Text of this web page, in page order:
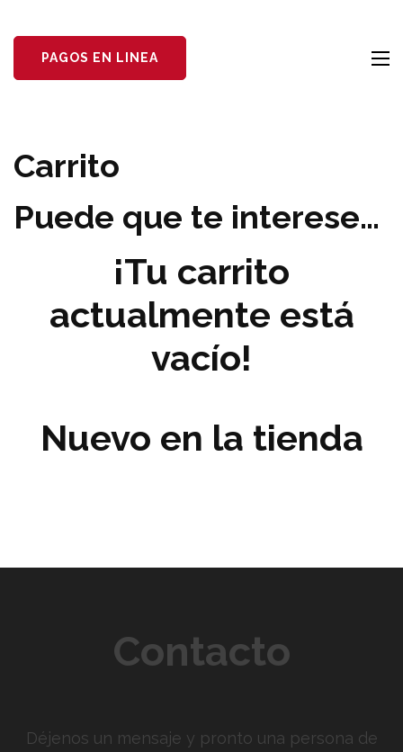
PAGOS EN LINEA
Carrito
Puede que te interese…
¡Tu carrito
actualmente está
vacío!
Nuevo en la tienda
Contacto
Déjenos un mensaje y pronto una persona de